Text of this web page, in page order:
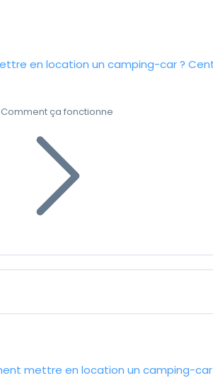
en location un camping-car ?
Comment ça fonctionne
mettre en location un camping-car